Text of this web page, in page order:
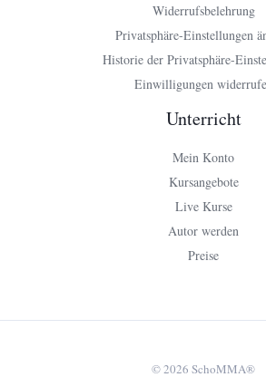
Widerrufsbelehrung
Privatsphäre-Einstellungen
Historie der Privatsphäre-
Einwilligungen
Unterricht
Mein Konto
Kursangebote
Live Kurse
Autor werden
Preise
© 2026 SchoMMA®